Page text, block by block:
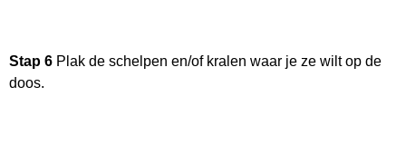
Stap 6 Plak de schelpen en/of kralen waar je ze wilt op de
doos.